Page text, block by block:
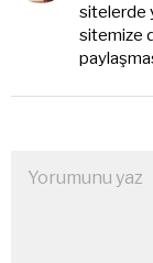
sitelerde
sitemize